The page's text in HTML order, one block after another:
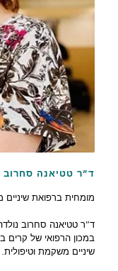
ד"ר טטיאנה סחרוב
מומחית ברפואת שיניים מ-
ד”ר טטיאנה סחרוב
שיניים משקמת וטיפולית.